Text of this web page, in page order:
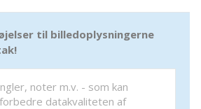
til billedoplysningerne